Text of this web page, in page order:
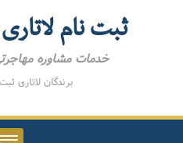
ثبت نام
خدمات مشاوره
برندگان لاتاری